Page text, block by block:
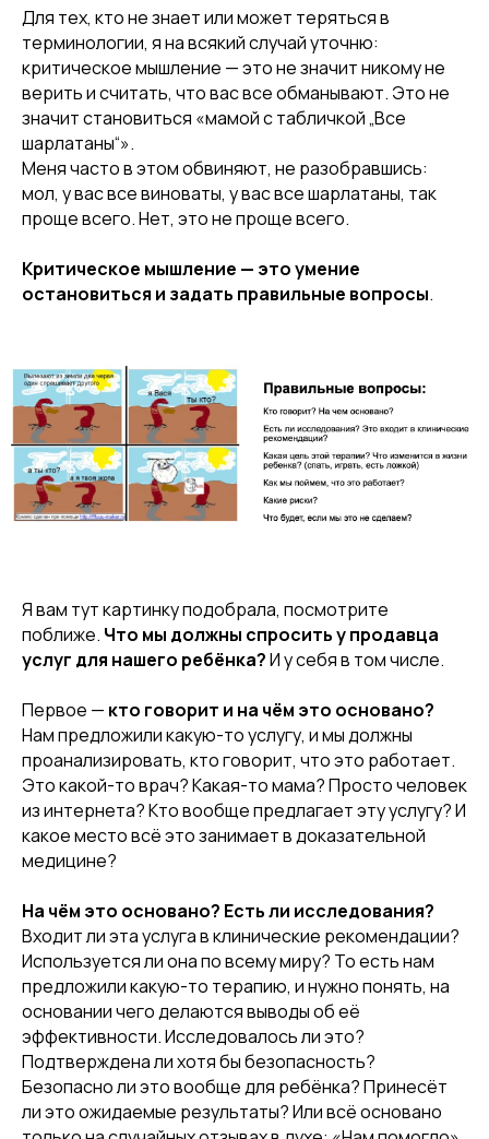
Для тех, кто не знает или может теряться в
терминологии, я на всякий случай уточню:
критическое мышление — это не значит никому не
верить и считать, что вас все обманывают. Это не
значит становиться «мамой с табличкой „Все
шарлатаны“».
Меня часто в этом обвиняют, не разобравшись:
мол, у вас все виноваты, у вас все шарлатаны, так
проще всего. Нет, это не проще всего.
Критическое мышление — это умение
остановиться и задать правильные вопросы.
Я вам тут картинку подобрала, посмотрите
поближе. Что мы должны спросить у продавца
услуг для нашего ребёнка?И у себя в том числе.
Первое — кто говорит и на чём это основано?
Нам предложили какую-то услугу, и мы должны
проанализировать, кто говорит, что это работает.
Это какой-то врач? Какая-то мама? Просто человек
из интернета? Кто вообще предлагает эту услугу? И
какое место всё это занимает в доказательной
медицине?
На чём это основано? Есть ли исследования?
Входит ли эта услуга в клинические рекомендации?
Используется ли она по всему миру? То есть нам
предложили какую-то терапию, и нужно понять, на
основании чего делаются выводы об её
эффективности. Исследовалось ли это?
Подтверждена ли хотя бы безопасность?
Безопасно ли это вообще для ребёнка? Принесёт
ли это ожидаемые результаты? Или всё основано